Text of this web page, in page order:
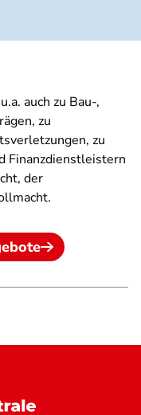
auch zu Bau-,
zu
zu
Finanzdienstleistern
der